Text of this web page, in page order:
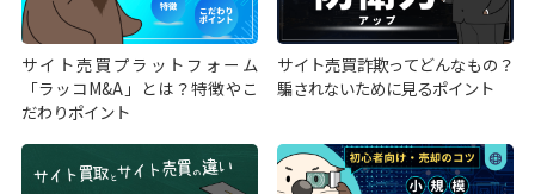
サイト売買プラットフォーム
「ラッコM&A」とは？特徴やこ
だわりポイント
サイト売買詐欺ってどんなもの？
騙されないために見るポイント